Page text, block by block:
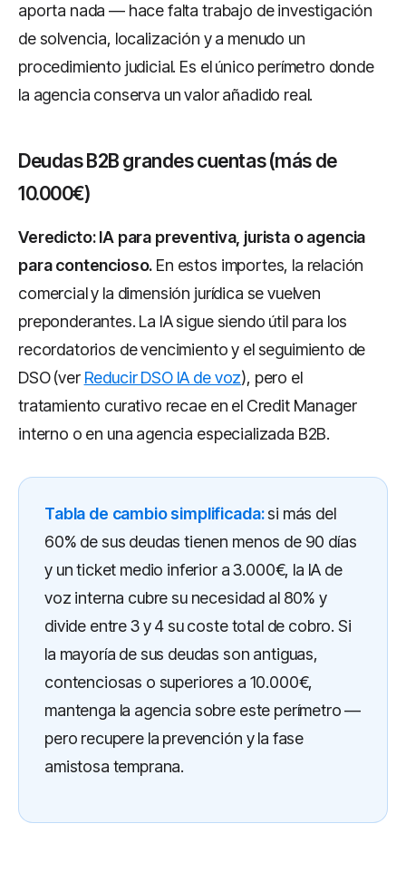
aporta nada — hace falta trabajo de investigación
de solvencia, localización y a menudo un
procedimiento judicial. Es el único perímetro donde
la agencia conserva un valor añadido real.
Deudas B2B grandes cuentas (más de
10.000€)
Veredicto: IA para preventiva, jurista o agencia
para contencioso. En estos importes, la relación
comercial y la dimensión jurídica se vuelven
preponderantes. La IA sigue siendo útil para los
recordatorios de vencimiento y el seguimiento de
DSO (ver Reducir DSO IA de voz), pero el
tratamiento curativo recae en el Credit Manager
interno o en una agencia especializada B2B.
Tabla de cambio simplificada:si más del
60% de sus deudas tienen menos de 90 días
y un ticket medio inferior a 3.000€, la IA de
voz interna cubre su necesidad al 80% y
divide entre 3 y 4 su coste total de cobro. Si
la mayoría de sus deudas son antiguas,
contenciosas o superiores a 10.000€,
mantenga la agencia sobre este perímetro —
pero recupere la prevención y la fase
amistosa temprana.